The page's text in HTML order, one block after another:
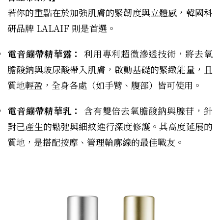
若你的重點在於加強肌膚的緊韌度與立體感，韓國科
研品牌 LALAIF 則是首選。
電音繃帶精華露： 利用專利超微滲透技術，將去氧
膽酸鈉與玻尿酸帶入肌膚，啟動基礎的緊緻能量，且
質地輕盈，全身各處（如手臂、腹部）皆可使用。
電音繃帶精華乳：
含有雙倍去氧膽酸鈉與腺苷，針
對已產生的鬆弛與細紋進行深度修護。其高度延展的
質地，是搭配按摩、管理輪廓線的最佳戰友。